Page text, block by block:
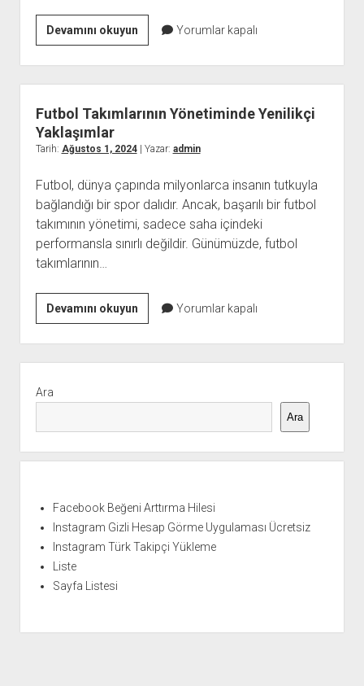
Devamını okuyunKablosuz
Kulaklıkların
Avantajları
ve
Dezavantajları
Yorumlar kapalı
Futbol Takımlarının Yönetiminde Yenilikçi
Yaklaşımlar
Tarih: Ağustos 1, 2024| Yazar: admin
Futbol, dünya çapında milyonlarca insanın tutkuyla
bağlandığı bir spor dalıdır. Ancak, başarılı bir futbol
takımının yönetimi, sadece saha içindeki
performansla sınırlı değildir. Günümüzde, futbol
takımlarının…
Devamını okuyunFutbol
Takımlarının
Yönetiminde
Yenilikçi
Yorumlar kapalı
Menü
Ara
Ara
Facebook Beğeni Arttırma Hilesi
Instagram Gizli Hesap Görme Uygulaması Ücretsiz
Instagram Türk Takipçi Yükleme
Liste
Sayfa Listesi